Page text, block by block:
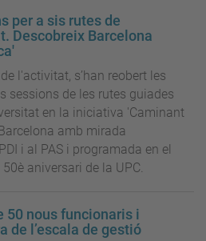
per a sis rutes de
Descobreix Barcelona
l'activitat, s’han reobert les
sessions de les rutes guiades
en la iniciativa 'Caminant
amb mirada
i al PAS i programada en el
aniversari de la UPC.
50 nous funcionaris i
de l’escala de gestió